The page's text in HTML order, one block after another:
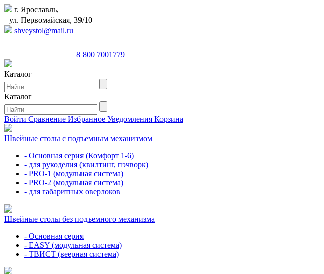
г. Ярославль,
ул. Первомайская, 39/10
shveystol@mail.ru
8 800 7001779
Каталог
Каталог
Войти Сравнение Избранное Уведомления Корзина
Швейные столы с подъемным механизмом
- Основная серия (Комфорт 1-6)
- для рукоделия (квилтинг, пэчворк)
- PRO-1 (модульная система)
- PRO-2 (модульная система)
- для габаритных оверлоков
Швейные столы без подъемного механизма
- Основная серия
- EASY (модульная система)
- ТВИСТ (веерная система)